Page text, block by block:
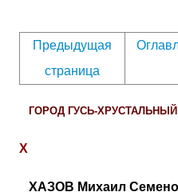
Предыдущая
страница
ГОРОД ГУСЬ-
Х
ХАЗОВ Михаил